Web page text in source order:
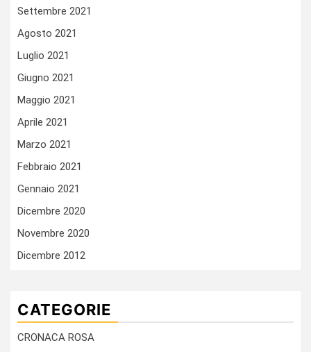
Settembre 2021
Agosto 2021
Luglio 2021
Giugno 2021
Maggio 2021
Aprile 2021
Marzo 2021
Febbraio 2021
Gennaio 2021
Dicembre 2020
Novembre 2020
Dicembre 2012
CATEGORIE
CRONACA ROSA